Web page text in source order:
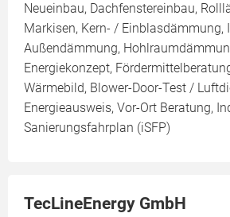
Neueinbau, Dachfenstereinbau,
Markisen, Kern- / Einblasdämmung,
Außendämmung,
Energiekonzept,
Wärmebild, Blower-Door-Test /
Energieausweis, Vor-Ort Beratung,
Sanierungsfahrplan (iSFP)
TecLineEnergy GmbH